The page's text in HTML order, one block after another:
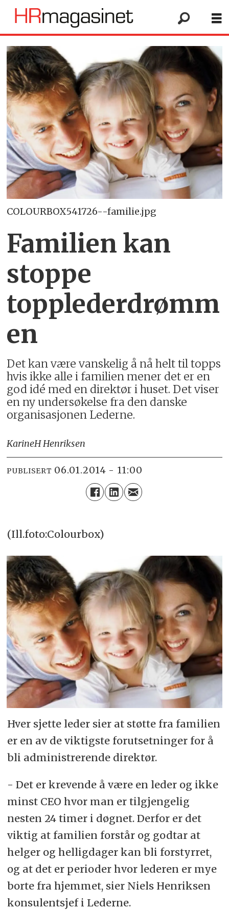
COLOURBOX541726--familie.jpg
Familien kan
stoppe
topplederdrømm
en
Det kan være vanskelig å nå helt til topps
hvis ikke alle i familien mener det er en
god idé med en direktør i huset. Det viser
en ny undersøkelse fra den danske
organisasjonen Lederne.
KarineH Henriksen
PUBLISERT 06.01.2014 - 11:00
(Ill.foto:Colourbox)
Hver sjette leder sier at støtte fra familien
er en av de viktigste forutsetninger for å
bli administrerende direktør.
- Det er krevende å være en leder og ikke
minst CEO hvor man er tilgjengelig
nesten 24 timer i døgnet. Derfor er det
viktig at familien forstår og godtar at
helger og helligdager kan bli forstyrret,
og at det er perioder hvor lederen er mye
borte fra hjemmet, sier Niels Henriksen
konsulentsjef i Lederne.